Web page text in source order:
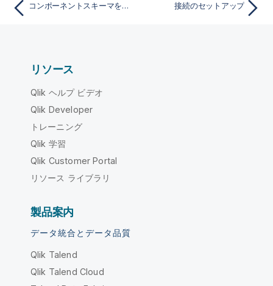
コンポーネントスキーマをジェネリックスキーマとして保存 接続のセットアップ
リソース
Qlik ヘルプ ビデオ
Qlik Developer
トレーニング
Qlik 学習
Qlik Customer Portal
リソース ライブラリ
製品案内
データ統合とデータ品質
Qlik Talend
Qlik Talend Cloud